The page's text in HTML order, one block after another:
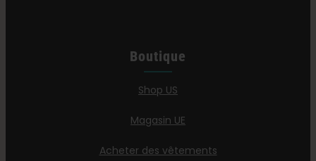
Boutique
Shop US
Magasin UE
Acheter des vêtements